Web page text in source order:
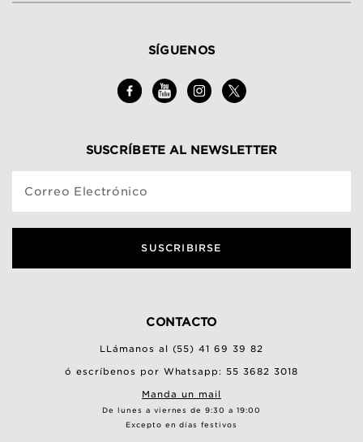
SÍGUENOS
SUSCRÍBETE AL NEWSLETTER
Correo Electrónico
SUSCRIBIRSE
CONTACTO
LLámanos al (55) 41 69 39 82
ó escríbenos por Whatsapp: 55 3682 3018
Manda un mail
De lunes a viernes de 9:30 a 19:00
Excepto en días festivos